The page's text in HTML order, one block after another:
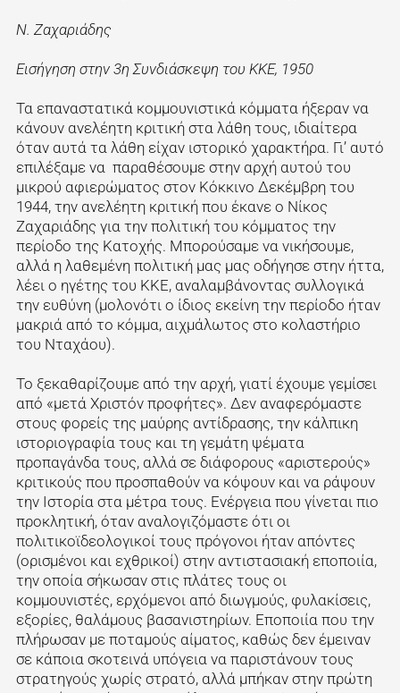
Ν. Ζαχαριάδης
Εισήγηση στην 3η Συνδιάσκεψη του ΚΚΕ, 1950
Τα επαναστατικά κομμουνιστικά κόμματα ήξεραν να
κάνουν ανελέητη κριτική στα λάθη τους, ιδιαίτερα
όταν αυτά τα λάθη είχαν ιστορικό χαρακτήρα. Γι’ αυτό
επιλέξαμε να παραθέσουμε στην αρχή αυτού του
μικρού αφιερώματος στον Κόκκινο Δεκέμβρη του
1944, την ανελέητη κριτική που έκανε ο Νίκος
Ζαχαριάδης για την πολιτική του κόμματος την
περίοδο της Κατοχής. Μπορούσαμε να νικήσουμε,
αλλά η λαθεμένη πολιτική μας μας οδήγησε στην ήττα,
λέει ο ηγέτης του ΚΚΕ, αναλαμβάνοντας συλλογικά
την ευθύνη (μολονότι ο ίδιος εκείνη την περίοδο ήταν
μακριά από το κόμμα, αιχμάλωτος στο κολαστήριο
του Νταχάου).
Το ξεκαθαρίζουμε από την αρχή, γιατί έχουμε γεμίσει
από «μετά Χριστόν προφήτες». Δεν αναφερόμαστε
στους φορείς της μαύρης αντίδρασης, την κάλπικη
ιστοριογραφία τους και τη γεμάτη ψέματα
προπαγάνδα τους, αλλά σε διάφορους «αριστερούς»
κριτικούς που προσπαθούν να κόψουν και να ράψουν
την Ιστορία στα μέτρα τους. Ενέργεια που γίνεται πιο
προκλητική, όταν αναλογιζόμαστε ότι οι
πολιτικοϊδεολογικοί τους πρόγονοι ήταν απόντες
(ορισμένοι και εχθρικοί) στην αντιστασιακή εποποιία,
την οποία σήκωσαν στις πλάτες τους οι
κομμουνιστές, ερχόμενοι από διωγμούς, φυλακίσεις,
εξορίες, θαλάμους βασανιστηρίων. Εποποιία που την
πλήρωσαν με ποταμούς αίματος, καθώς δεν έμειναν
σε κάποια σκοτεινά υπόγεια να παριστάνουν τους
στρατηγούς χωρίς στρατό, αλλά μπήκαν στην πρώτη